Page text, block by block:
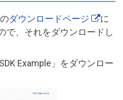
ダウンロードページ
に
で、それをダウンロードし
Example」をダウンロー